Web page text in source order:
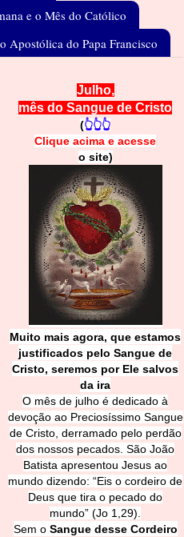
e o Mês do Católico
Apostólica do Papa Francisco
Julho,
mês do Sangue de Cristo
(👆👆👆
Clique acima e acesse
o site)
Muito mais agora, que estamos
justificados pelo Sangue de
Cristo, seremos por Ele salvos
da ira
O mês de julho é dedicado à
devoção ao Preciosíssimo Sangue
de Cristo, derramado pelo perdão
dos nossos pecados. São João
Batista apresentou Jesus ao
mundo dizendo: “Eis o cordeiro de
Deus que tira o pecado do
mundo” (Jo 1,29).
Sem o Sangue desse Cordeiro